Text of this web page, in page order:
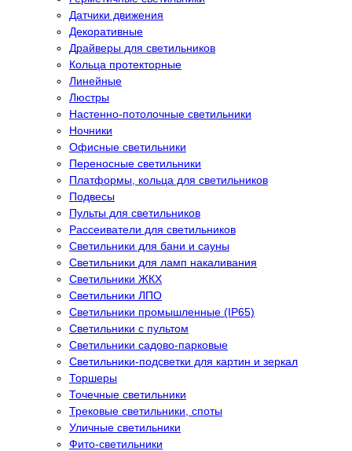
Датчики движения
Декоративные
Драйверы для светильников
Кольца протекторные
Линейные
Люстры
Настенно-потолочные светильники
Ночники
Офисные светильники
Переносные светильники
Платформы, кольца для светильников
Подвесы
Пульты для светильников
Рассеиватели для светильников
Светильники для бани и сауны
Светильники для ламп накаливания
Светильники ЖКХ
Светильники ЛПО
Светильники промышленные (IP65)
Светильники с пультом
Светильники садово-парковые
Светильники-подсветки для картин и зеркал
Торшеры
Точечные светильники
Трековые светильники, споты
Уличные светильники
Фито-светильники